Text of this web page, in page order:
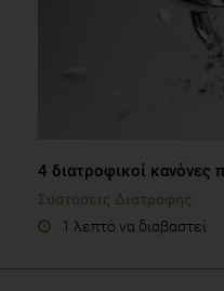
4 διατροφικοί κανόνες
Συστάσεις Διατροφής
1 λεπτό να διαβαστεί